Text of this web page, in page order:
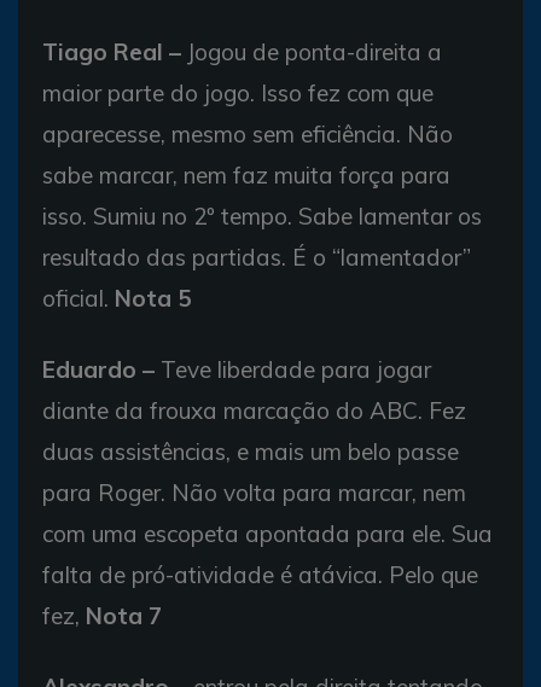
Tiago Real – Jogou de ponta-direita a
maior parte do jogo. Isso fez com que
aparecesse, mesmo sem eficiência. Não
sabe marcar, nem faz muita força para
isso. Sumiu no 2º tempo. Sabe lamentar os
resultado das partidas. É o “lamentador”
oficial. Nota 5
Eduardo – Teve liberdade para jogar
diante da frouxa marcação do ABC. Fez
duas assistências, e mais um belo passe
para Roger. Não volta para marcar, nem
com uma escopeta apontada para ele. Sua
falta de pró-atividade é atávica. Pelo que
fez, Nota 7